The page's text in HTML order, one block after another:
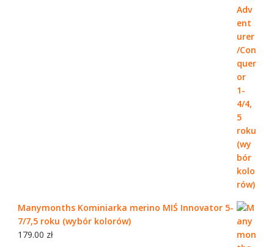
Manymonths Kominiarka merino MIŚ Innovator 5-
7/7,5 roku (wybór kolorów)
179.00 zł